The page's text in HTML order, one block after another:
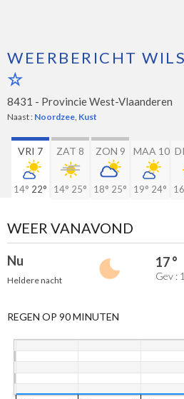
WEERBERICHT
8431 - Provincie West-Vlaanderen
Naast : Noordzee, Kust
VRI 7
14° 22°
ZAT 8
14° 25°
ZON 9
18° 25°
MAA 10
19° 24°
WEER VANAVOND
Nu
Heldere nacht
17 °
Gev :
REGEN OP 90 MINUTEN